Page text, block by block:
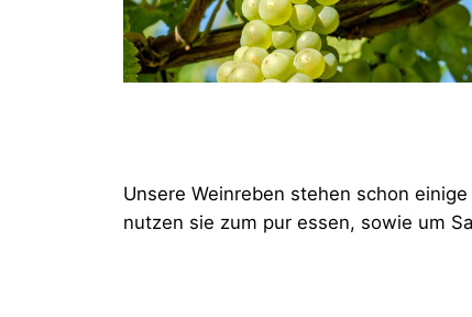
Unsere Weinreben stehen schon
nutzen sie zum pur essen, sowie um